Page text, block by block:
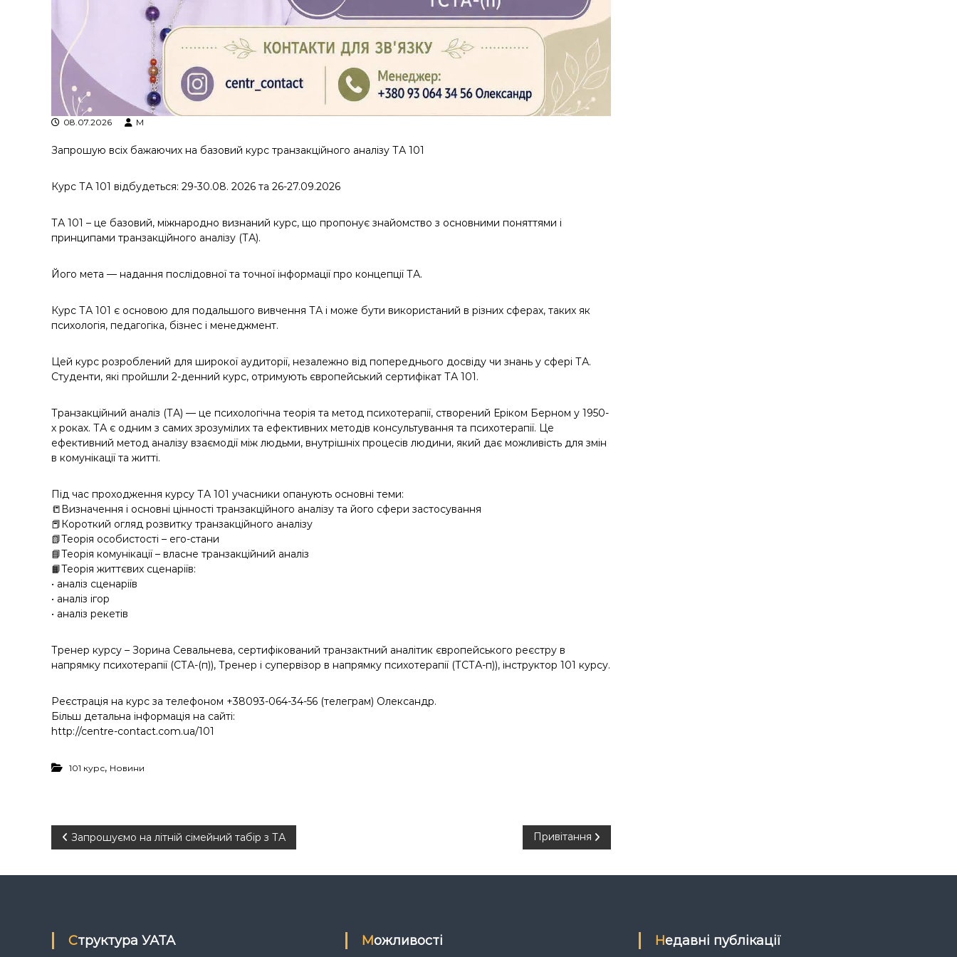
08.07.2026 M
Запрошую всіх бажаючих на базовий курс транзакційного аналізу ТА 101
Курс ТА 101 відбудеться: 29-30.08. 2026 та 26-27.09.2026
ТА 101 – це базовий, міжнародно визнаний курс, що пропонує знайомство з основними поняттями і
принципами транзакційного аналізу (ТА).
Його мета — надання послідовної та точної інформації про концепції ТА.
Курс ТА 101 є основою для подальшого вивчення ТА і може бути використаний в різних сферах, таких як
психологія, педагогіка, бізнес і менеджмент.
Цей курс розроблений для широкої аудиторії, незалежно від попереднього досвіду чи знань у сфері ТА.
Студенти, які пройшли 2-денний курс, отримують європейський сертифікат ТА 101.
Транзакційний аналіз (ТА) — це психологічна теорія та метод психотерапії, створений Еріком Берном у 1950-
х роках. ТА є одним з самих зрозумілих та ефективних методів консультування та психотерапії. Це
ефективний метод аналізу взаємодії між людьми, внутрішніх процесів людини, який дає можливість для змін
в комунікації та житті.
Під час проходження курсу ТА 101 учасники опанують основні теми:
📒Визначення і основні цінності транзакційного аналізу та його сфери застосування
📕Короткий огляд розвитку транзакційного аналізу
📗Теорія особистості – его-стани
📘Теорія комунікації – власне транзакційний аналіз
📙Теорія життєвих сценаріїв:
• аналіз сценаріїв
• аналіз ігор
• аналіз рекетів
Тренер курсу – Зорина Севальнева, сертифікований транзактний аналітик європейського реєстру в
напрямку психотерапії (СТА-(п)), Тренер і супервізор в напрямку психотерапії (ТСТА-п)), інструктор 101 курсу.
Реєстрація на курс за телефоном +38093-064-34-56 (телеграм) Олександр.
Більш детальна інформація на сайті:
http://centre-contact.com.ua/101
101 курс, Новини
Н
а
і
Запрошуємо на літній сімейний табір з ТА Привітання
Структура УАТА Можливості Недавні публікації